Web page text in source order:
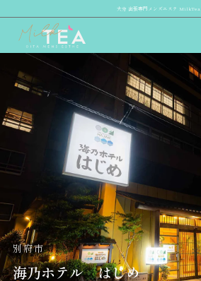
大分 出張専門メンズエステ MilkTea
別府市
海乃ホテル はじめ